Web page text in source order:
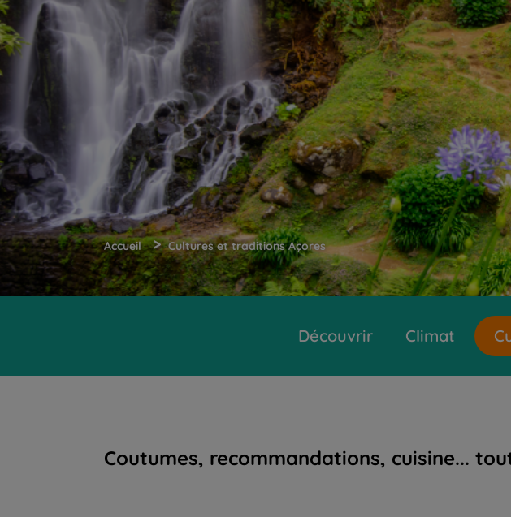
Accueil > Cultures et traditions Açores
Découvrir Climat
Coutumes, recommandations, cuisine...